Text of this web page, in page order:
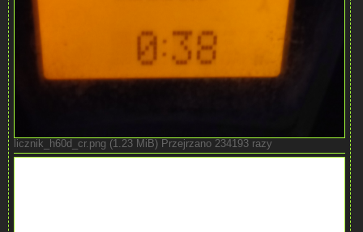
licznik_h60d_cr.png (1.23 MiB) Przejrzano 234193 razy